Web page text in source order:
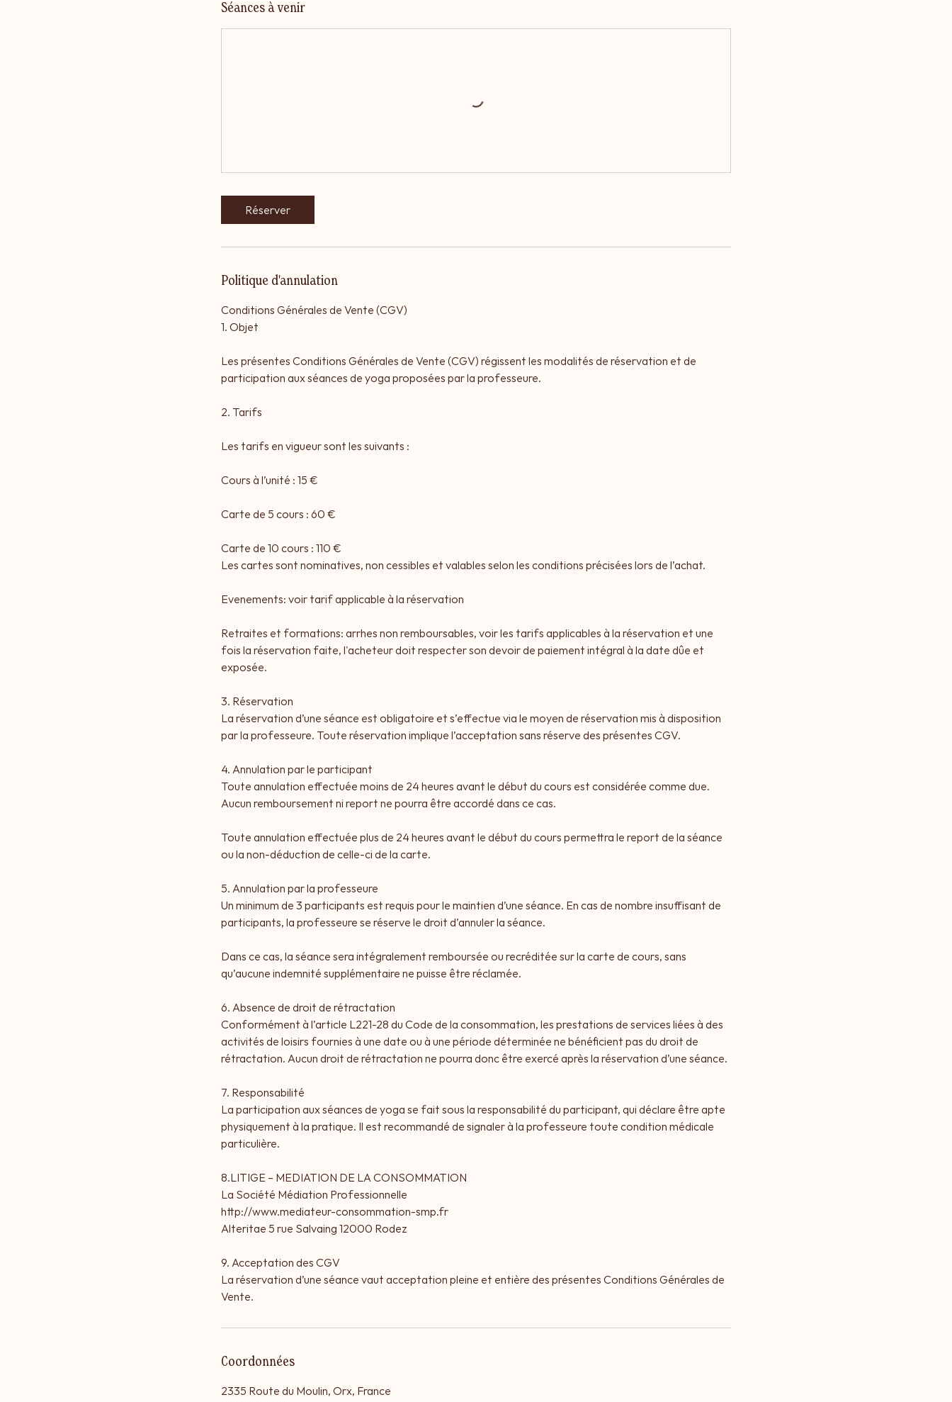
Séances à venir
Réserver
Politique d'annulation
Conditions Générales de Vente (CGV)
1. Objet
Les présentes Conditions Générales de Vente (CGV) régissent les modalités de réservation et de
participation aux séances de yoga proposées par la professeure.
2. Tarifs
Les tarifs en vigueur sont les suivants :
Cours à l’unité : 15 €
Carte de 5 cours : 60 €
Carte de 10 cours : 110 €
Les cartes sont nominatives, non cessibles et valables selon les conditions précisées lors de l’achat.
Evenements: voir tarif applicable à la réservation
Retraites et formations: arrhes non remboursables, voir les tarifs applicables à la réservation et une
fois la réservation faite, l'acheteur doit respecter son devoir de paiement intégral à la date dûe et
exposée.
3. Réservation
La réservation d’une séance est obligatoire et s’effectue via le moyen de réservation mis à disposition
par la professeure. Toute réservation implique l’acceptation sans réserve des présentes CGV.
4. Annulation par le participant
Toute annulation effectuée moins de 24 heures avant le début du cours est considérée comme due.
Aucun remboursement ni report ne pourra être accordé dans ce cas.
Toute annulation effectuée plus de 24 heures avant le début du cours permettra le report de la séance
ou la non-déduction de celle-ci de la carte.
5. Annulation par la professeure
Un minimum de 3 participants est requis pour le maintien d’une séance. En cas de nombre insuffisant de
participants, la professeure se réserve le droit d’annuler la séance.
Dans ce cas, la séance sera intégralement remboursée ou recréditée sur la carte de cours, sans
qu’aucune indemnité supplémentaire ne puisse être réclamée.
6. Absence de droit de rétractation
Conformément à l’article L221-28 du Code de la consommation, les prestations de services liées à des
activités de loisirs fournies à une date ou à une période déterminée ne bénéficient pas du droit de
rétractation. Aucun droit de rétractation ne pourra donc être exercé après la réservation d’une séance.
7. Responsabilité
La participation aux séances de yoga se fait sous la responsabilité du participant, qui déclare être apte
physiquement à la pratique. Il est recommandé de signaler à la professeure toute condition médicale
particulière.
8.LITIGE – MEDIATION DE LA CONSOMMATION
La Société Médiation Professionnelle
http://www.mediateur-consommation-smp.fr
Alteritae 5 rue Salvaing 12000 Rodez
9. Acceptation des CGV
La réservation d’une séance vaut acceptation pleine et entière des présentes Conditions Générales de
Vente.
Coordonnées
2335 Route du Moulin, Orx, France